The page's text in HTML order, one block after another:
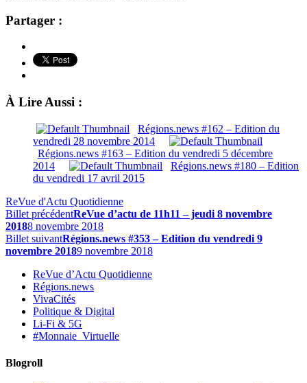
Partager :
À Lire Aussi :
Régions.news #162 – Edition du
vendredi 28 novembre 2014
Régions.news #163 – Edition du vendredi 5 décembre
2014
Régions.news #180 – Edition
du vendredi 17 avril 2015
ReVue d'Actu Quotidienne
Billet précédentReVue d’actu de 11h11 – jeudi 8 novembre
20188 novembre 2018
Billet suivantRégions.news #353 – Edition du vendredi 9
novembre 20189 novembre 2018
ReVue d’Actu Quotidienne
Régions.news
VivaCités
Politique & Digital
Li-Fi & 5G
#Monnaie_Virtuelle
Blogroll